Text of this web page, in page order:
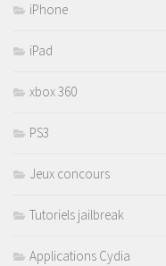
iPhone
iPad
xbox 360
PS3
Jeux concours
Tutoriels jailbreak
Applications Cydia